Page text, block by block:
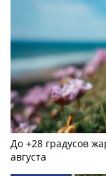
До +28 градусов
августа